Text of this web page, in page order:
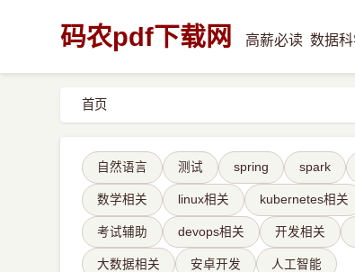
码农pdf下载网 高薪必读 数据
首页
标签筛选
自然语言 测试 spring spark
数学相关 linux相关 kubernetes相关
考试辅助 devops相关 开发相关
大数据相关 安卓开发 人工智能